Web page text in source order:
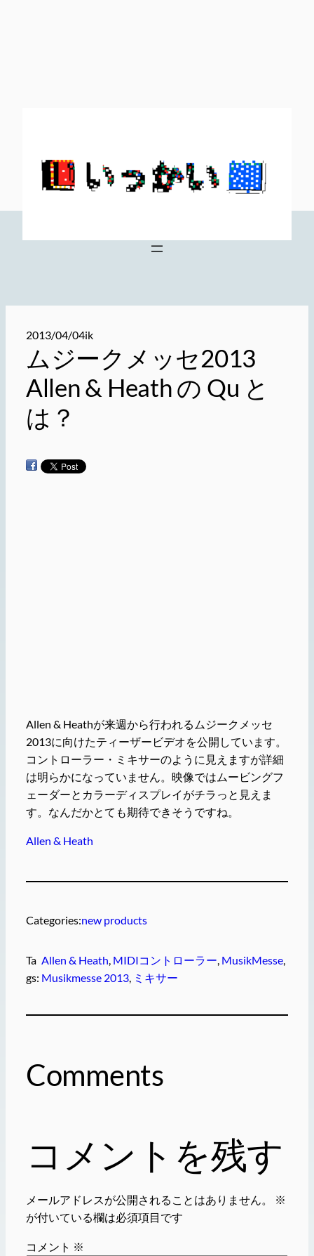
2013/04/04ik
ムジークメッセ2013
Allen & Heath の Qu と
は？
Allen & Heathが来週から行われるムジークメッセ
2013に向けたティーザービデオを公開しています。
コントローラー・ミキサーのように見えますが詳細
は明らかになっていません。映像ではムービングフ
ェーダーとカラーディスプレイがチラっと見えま
す。なんだかとても期待できそうですね。
Allen & Heath
Categories:new products
Ta
gs:
Allen & Heath, MIDIコントローラー, MusikMesse,
Musikmesse 2013, ミキサー
Comments
コメントを残す
メールアドレスが公開されることはありません。
※
が付いている欄は必須項目です
コメント ※